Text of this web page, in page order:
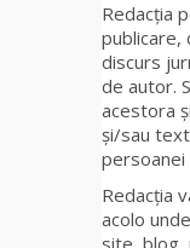
Redacția
publicare,
discurs
de autor.
acestora
și/sau
Redacția
acolo